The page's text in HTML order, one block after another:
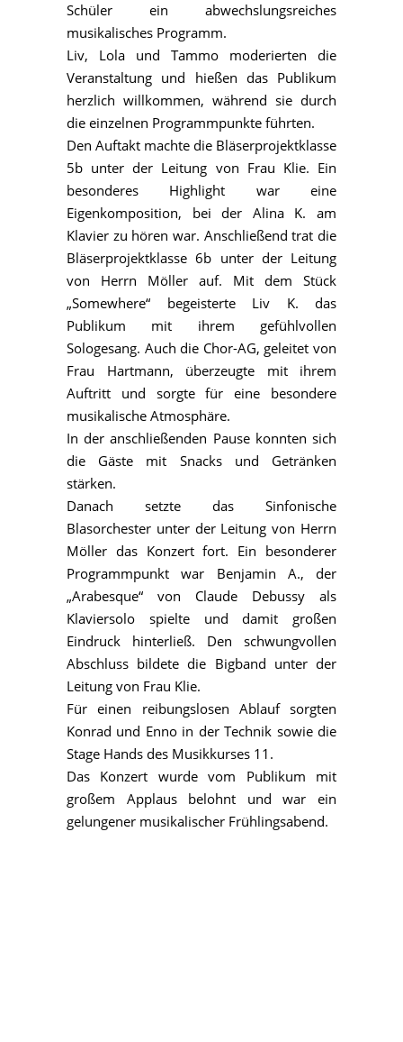
Schüler ein abwechslungsreiches
musikalisches Programm.
Liv, Lola und Tammo moderierten die
Veranstaltung und hießen das Publikum
herzlich willkommen, während sie durch
die einzelnen Programmpunkte führten.
Den Auftakt machte die Bläserprojektklasse
5b unter der Leitung von Frau Klie. Ein
besonderes Highlight war eine
Eigenkomposition, bei der Alina K. am
Klavier zu hören war. Anschließend trat die
Bläserprojektklasse 6b unter der Leitung
von Herrn Möller auf. Mit dem Stück
„Somewhere“ begeisterte Liv K. das
Publikum mit ihrem gefühlvollen
Sologesang. Auch die Chor-AG, geleitet von
Frau Hartmann, überzeugte mit ihrem
Auftritt und sorgte für eine besondere
musikalische Atmosphäre.
In der anschließenden Pause konnten sich
die Gäste mit Snacks und Getränken
stärken.
Danach setzte das Sinfonische
Blasorchester unter der Leitung von Herrn
Möller das Konzert fort. Ein besonderer
Programmpunkt war Benjamin A., der
„Arabesque“ von Claude Debussy als
Klaviersolo spielte und damit großen
Eindruck hinterließ. Den schwungvollen
Abschluss bildete die Bigband unter der
Leitung von Frau Klie.
Für einen reibungslosen Ablauf sorgten
Konrad und Enno in der Technik sowie die
Stage Hands des Musikkurses 11.
Das Konzert wurde vom Publikum mit
großem Applaus belohnt und war ein
gelungener musikalischer Frühlingsabend.